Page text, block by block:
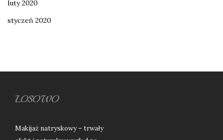
luty 2020
styczeń 2020
LOSOWO
Makijaż natryskowy – trwały